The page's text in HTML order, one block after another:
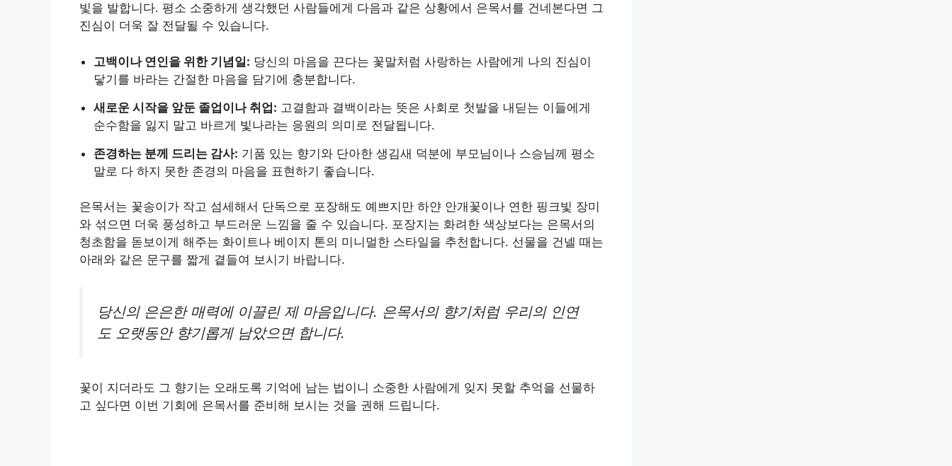
빛을 발합니다. 평소 소중하게 생각했던 사람들에게 다음과 같은 상황에서 은목서를 건네본다면 그
진심이 더욱 잘 전달될 수 있습니다.
고백이나 연인을 위한 기념일: 당신의 마음을 끈다는 꽃말처럼 사랑하는 사람에게 나의 진심이
닿기를 바라는 간절한 마음을 담기에 충분합니다.
새로운 시작을 앞둔 졸업이나 취업: 고결함과 결백이라는 뜻은 사회로 첫발을 내딛는 이들에게
순수함을 잃지 말고 바르게 빛나라는 응원의 의미로 전달됩니다.
존경하는 분께 드리는 감사: 기품 있는 향기와 단아한 생김새 덕분에 부모님이나 스승님께 평소
말로 다 하지 못한 존경의 마음을 표현하기 좋습니다.
은목서는 꽃송이가 작고 섬세해서 단독으로 포장해도 예쁘지만 하얀 안개꽃이나 연한 핑크빛 장미
와 섞으면 더욱 풍성하고 부드러운 느낌을 줄 수 있습니다. 포장지는 화려한 색상보다는 은목서의
청초함을 돋보이게 해주는 화이트나 베이지 톤의 미니멀한 스타일을 추천합니다. 선물을 건넬 때는
아래와 같은 문구를 짧게 곁들여 보시기 바랍니다.
당신의 은은한 매력에 이끌린 제 마음입니다. 은목서의 향기처럼 우리의 인연
도 오랫동안 향기롭게 남았으면 합니다.
꽃이 지더라도 그 향기는 오래도록 기억에 남는 법이니 소중한 사람에게 잊지 못할 추억을 선물하
고 싶다면 이번 기회에 은목서를 준비해 보시는 것을 권해 드립니다.